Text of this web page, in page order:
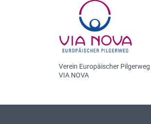
Verein Europäischer Pilgerweg
VIA NOVA